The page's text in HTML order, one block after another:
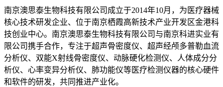
南京澳思泰生物科技有限公司成立于2014年10月，为医疗器械
核心技术研发企业、位于南京栖霞高新技术产业开发区金港科
技创业中心。南京澳思泰生物科技有限公司与南京科进实业有
限公司携手合作，专注于超声骨密度仪、超声经颅多普勒血流
分析仪、双能X射线骨密度仪、动脉硬化检测仪、人体成分分
析仪、心率变异分析仪、肺功能仪等医疗检测仪器的核心硬件
和软件的研发，共同推进产业化。